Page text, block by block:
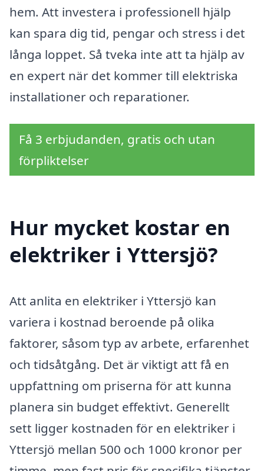
hem. Att investera i professionell hjälp
kan spara dig tid, pengar och stress i det
långa loppet. Så tveka inte att ta hjälp av
en expert när det kommer till elektriska
installationer och reparationer.
Få 3 erbjudanden, gratis och utan
förpliktelser
Hur mycket kostar en
elektriker i Yttersjö?
Att anlita en elektriker i Yttersjö kan
variera i kostnad beroende på olika
faktorer, såsom typ av arbete, erfarenhet
och tidsåtgång. Det är viktigt att få en
uppfattning om priserna för att kunna
planera sin budget effektivt. Generellt
sett ligger kostnaden för en elektriker i
Yttersjö mellan 500 och 1000 kronor per